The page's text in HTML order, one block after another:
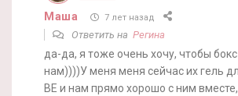
Маша 7 лет назад
Ответить на Регина
да-да, я тоже очень хочу, чтобы
нам))))У меня меня сейчас их гель
BE и нам прямо хорошо с ним